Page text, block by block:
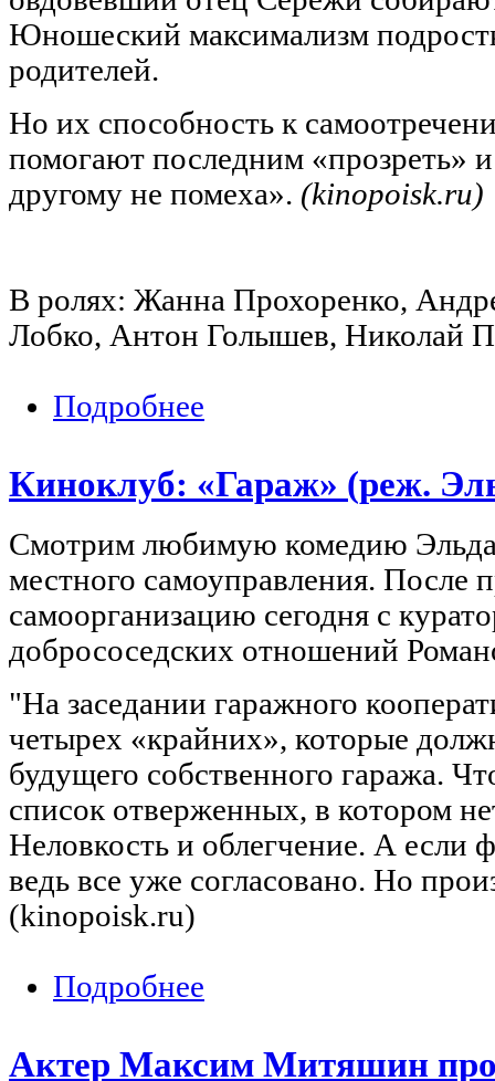
Юношеский максимализм
родителей.
Но их способность к
помогают последним «прозреть»
другому не помеха». (kinopoisk.ru)
В ролях: Жанна Прохоренко,
Лобко, Антон Голышев, Николай
Подробнее
Киноклуб: «Гараж» (реж.
Смотрим любимую комедию
местного самоуправления. После
самоорганизацию сегодня с
добрососедских отношений
"На заседании гаражного
четырех «крайних», которые
будущего собственного гаража.
список отверженных, в котором
Неловкость и облегчение. А если
ведь все уже согласовано. Но
(kinopoisk.ru)
Подробнее
Актер Максим Митяшин